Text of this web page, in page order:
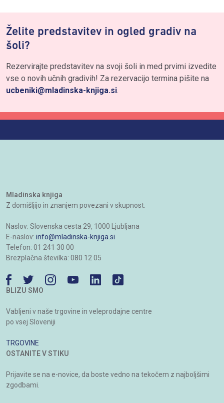
Želite predstavitev in ogled gradiv na
šoli?
Rezervirajte predstavitev na svoji šoli in med prvimi izvedite
vse o novih učnih gradivih! Za rezervacijo termina pišite na
ucbeniki@mladinska-knjiga.si.
Mladinska knjiga
Z domišljijo in znanjem povezani v skupnost.
Naslov: Slovenska cesta 29, 1000 Ljubljana
E-naslov: info@mladinska-knjiga.si
Telefon: 01 241 30 00
Brezplačna številka: 080 12 05
BLIZU SMO
Vabljeni v naše trgovine in veleprodajne centre
po vsej Sloveniji
TRGOVINE
OSTANITE V STIKU
Prijavite se na e-novice, da boste vedno na tekočem z najboljšimi
zgodbami.